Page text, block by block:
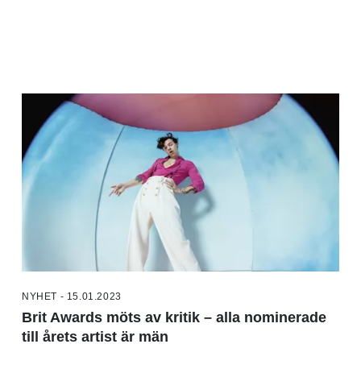
NYHET - 15.01.2023
Brit Awards möts av kritik – alla nominerade
till årets artist är män